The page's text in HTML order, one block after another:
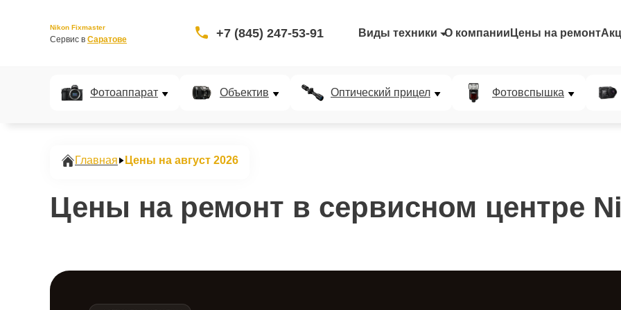
Nikon Fixmaster
Сервис в Саратове +7 (845) 247-53-91 Виды техники О компании Цены на ремонт
Фотоаппарат Объектив Оптический прицел Фотовспышка
Главная Цены на август 2026
Цены на ремонт в сервисном центре